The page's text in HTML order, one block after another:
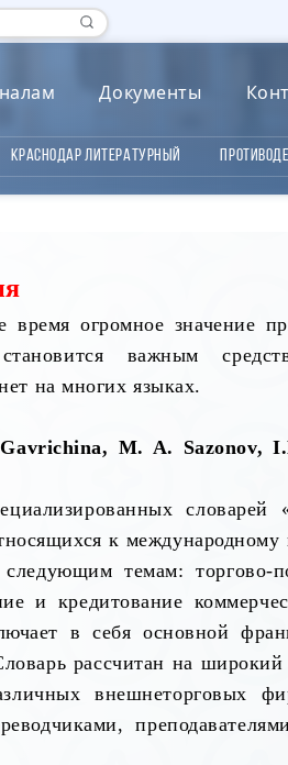
Документы
Краснодар литературный
огромное значение
важным
на многих языках.
M. A. Sazonov,
словарей
к международному
темам: торгово-
и кредитование
в себя основной
рассчитан на широкий
внешнеторговых